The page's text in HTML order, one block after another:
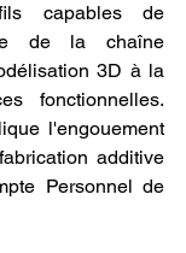
capables de
de la chaîne
3D à la
fonctionnelles.
l'engouement
additive
Personnel de